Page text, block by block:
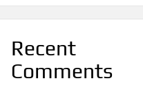
Recent
Comments